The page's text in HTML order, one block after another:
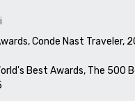
Conde Nast Traveler,
Best Awards, The 500